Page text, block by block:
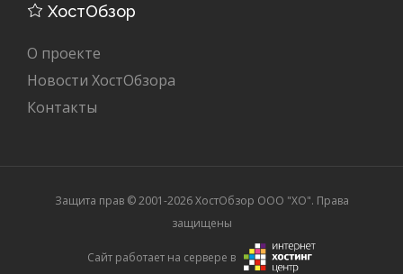
ХостОбзор
О проекте
Новости ХостОбзора
Контакты
Защита прав © 2001-2026 ХостОбзор ООО "XO". Права
защищены
Сайт работает на сервере в